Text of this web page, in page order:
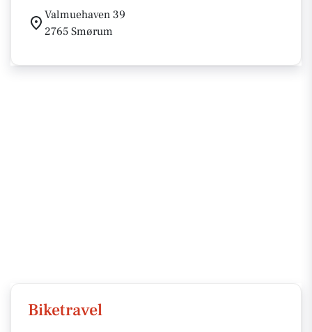
Valmuehaven 39
2765 Smørum
Biketravel